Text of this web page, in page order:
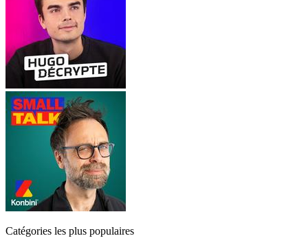
Catégories les plus populaires